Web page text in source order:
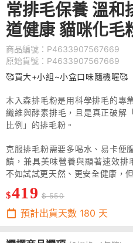
常排毛保養 溫和
道健康 貓咪化毛
商品編號：P4633907567669
原始貨號：P4633907567669
🥰買大+小組~小盒口味隨機喔🥰
木入森排毛粉是用科學排毛的專
纖維與酵素排毛，且是真正破解
比例」的排毛粉。
克服排毛粉需要多喝水、易卡便
饋，兼具美味營養與顯著速效排
不如試試更天然、更安全健康，
$419 $ 550
預計出貨天數 180 天